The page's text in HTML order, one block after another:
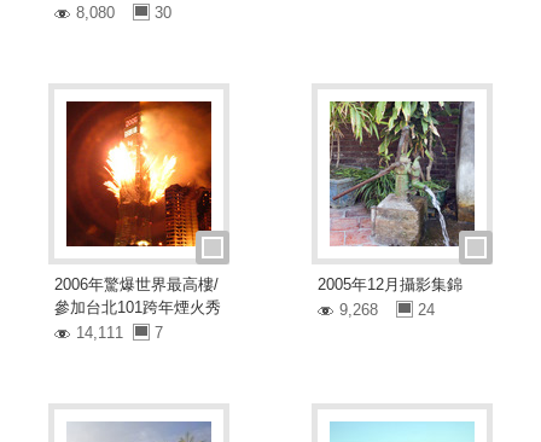
8,080
30
2006年驚爆世界最高樓/
參加台北101跨年煙火秀
14,111
7
2005年12月攝影集錦
9,268
24